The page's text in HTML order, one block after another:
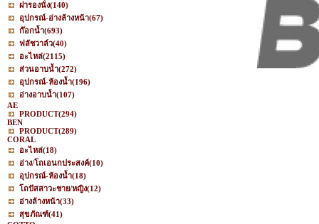
ฝารองนั่ง(140)
อุปกรณ์-อ่างล้างหน้า(67)
ก๊อกน้ำ(693)
ฟลัชวาล์ว(40)
อะไหล่(2115)
ส่วนอาบน้ำ(272)
อุปกรณ์-ห้องน้ำ(196)
อ่างอาบน้ำ(107)
AE
PRODUCT(294)
BEN
PRODUCT(289)
CORAL
อะไหล่(18)
อ่าง/โถเอนกประสงค์(10)
อุปกรณ์-ห้องน้ำ(18)
โถปัสสาวะชาย/หญิง(12)
อ่างล้างหน้า(33)
สุขภัณฑ์(41)